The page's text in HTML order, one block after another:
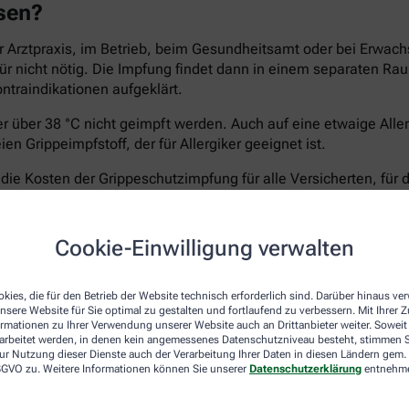
Cookie-Einwilligung verwalten
die für den Betrieb der Website technisch erforderlich sind. Darüber hinaus
Website für Sie optimal zu gestalten und fortlaufend zu verbessern. Mit Ihrer
zu Ihrer Verwendung unserer Website auch an Drittanbieter weiter. Soweit
werden, in denen kein angemessenes Datenschutzniveau besteht, stimmen
Nutzung dieser Dienste auch der Verarbeitung Ihrer Daten in diesen Ländern
zu. Weitere Informationen können Sie unserer Datenschutzerklärung
im Betrieb, beim Gesundheitsamt oder bei
nicht nötig. Die Impfung findet dann in einem separaten
aufgeklärt.
über 38 °C nicht geimpft werden. Auch auf eine etwaige
Grippeimpfstoff, der für Allergiker geeignet ist.
Kosten der Grippeschutzimpfung für alle Versicherten, für
treten, die Apotheken rechnen meist direkt mit der
Jahren, für die keine STIKO-Empfehlung vorliegt. Fragen
Koch-Institut empfiehlt die Impfung gegen Grippeviren